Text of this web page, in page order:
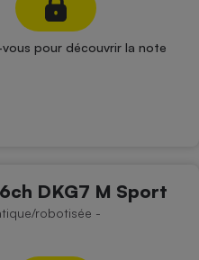
pour découvrir la note
DKG7 M Sport
robotisée -